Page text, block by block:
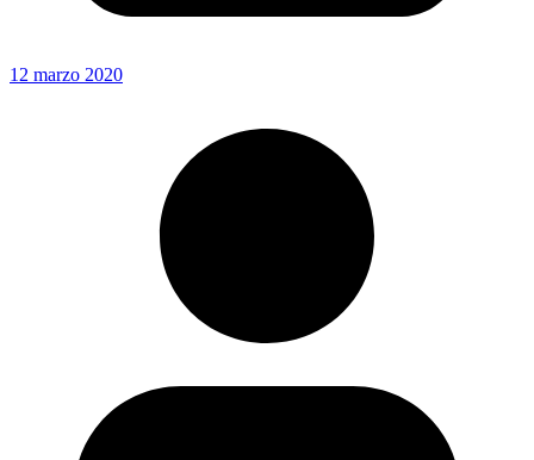
12 marzo 2020